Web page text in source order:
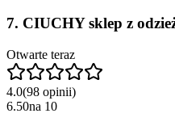
7. CIUCHY sklep z
Otwarte teraz
4.0(98 opinii)
6.50na 10